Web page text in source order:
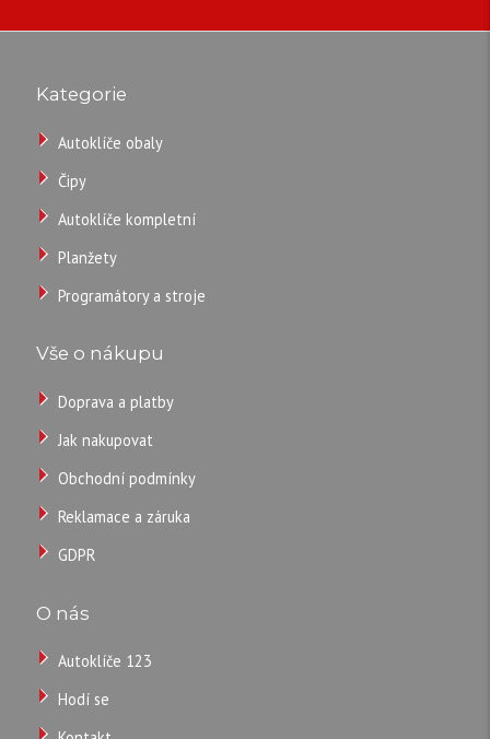
Kategorie
Autoklíče obaly
Čipy
Autoklíče kompletní
Planžety
Programátory a stroje
Vše o nákupu
Doprava a platby
Jak nakupovat
Obchodní podmínky
Reklamace a záruka
GDPR
O nás
Autoklíče 123
Hodí se